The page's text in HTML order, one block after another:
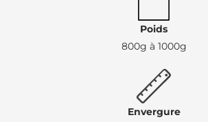
Poids
800g à 1000g
Envergure